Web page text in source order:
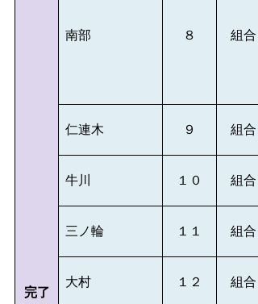
完了
南部 ８ 組合
仁連木 ９ 組合
牛川 １０ 組合
三ノ輪 １１ 組合
大村 １２ 組合